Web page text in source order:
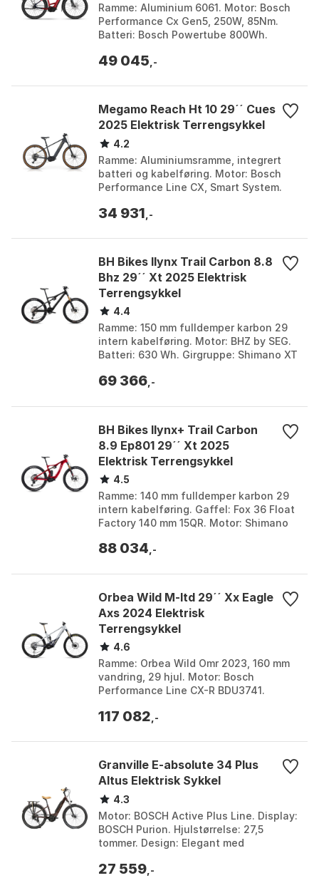
Ramme: Aluminium 6061. Motor: Bosch
Performance Cx Gen5, 250W, 85Nm.
Batteri: Bosch Powertube 800Wh.
Fruity red / blue. S...
49 045 ,-
Megamo Reach Ht 10 29´´ Cues
2025 Elektrisk Terrengsykkel
4.2
Ramme: Aluminiumsramme, integrert
batteri og kabelføring. Motor: Bosch
Performance Line CX, Smart System.
Shimano CUES TD-U60...
34 931 ,-
BH Bikes Ilynx Trail Carbon 8.8
Bhz 29´´ Xt 2025 Elektrisk
Terrengsykkel
4.4
Ramme: 150 mm fulldemper karbon 29
intern kabelføring. Motor: BHZ by SEG.
Batteri: 630 Wh. Girgruppe: Shimano XT
Carbon...
69 366 ,-
BH Bikes Ilynx+ Trail Carbon
8.9 Ep801 29´´ Xt 2025
Elektrisk Terrengsykkel
4.5
Ramme: 140 mm fulldemper karbon 29
intern kabelføring. Gaffel: Fox 36 Float
Factory 140 mm 15QR. Motor: Shimano
Farge: Dar...
88 034 ,-
Orbea Wild M-ltd 29´´ Xx Eagle
Axs 2024 Elektrisk
Terrengsykkel
4.6
Ramme: Orbea Wild Omr 2023, 160 mm
vandring, 29 hjul. Motor: Bosch
Performance Line CX-R BDU3741.
12-delt. Dekk: Maxxis Asse...
117 082 ,-
Granville E-absolute 34 Plus
Altus Elektrisk Sykkel
4.3
Motor: BOSCH Active Plus Line. Display:
BOSCH Purion. Hjulstørrelse: 27,5
tommer. Design: Elegant med
Chamaleon green mat, Vert e...
27 559 ,-